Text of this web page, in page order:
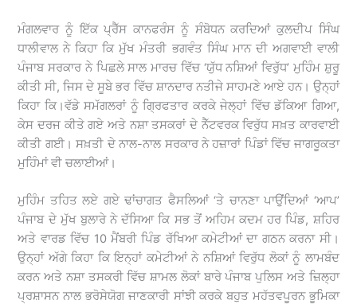
ਮੰਗਲਵਾਰ ਨੂੰ ਇੱਕ ਪ੍ਰੈੱਸ ਕਾਨਫਰੰਸ ਨੂੰ ਸੰਬੋਧਨ ਕਰਦਿਆਂ ਕੁਲਦੀਪ ਸਿੰਘ
ਧਾਲੀਵਾਲ ਨੇ ਕਿਹਾ ਕਿ ਮੁੱਖ ਮੰਤਰੀ ਭਗਵੰਤ ਸਿੰਘ ਮਾਨ ਦੀ ਅਗਵਾਈ ਵਾਲੀ
ਪੰਜਾਬ ਸਰਕਾਰ ਨੇ ਪਿਛਲੇ ਸਾਲ ਮਾਰਚ ਵਿੱਚ ‘ਯੁੱਧ ਨਸ਼ਿਆਂ ਵਿਰੁੱਧ’ ਮੁਹਿੰਮ ਸ਼ੁਰੂ
ਕੀਤੀ ਸੀ, ਜਿਸ ਦੇ ਸੂਬੇ ਭਰ ਵਿੱਚ ਸ਼ਾਨਦਾਰ ਨਤੀਜੇ ਸਾਹਮਣੇ ਆਏ ਹਨ। ਉਨ੍ਹਾਂ
ਕਿਹਾ ਕਿ।ਵੱਡੇ ਸਮੱਗਲਰਾਂ ਨੂੰ ਗ੍ਰਿਫਤਾਰ ਕਰਕੇ ਜੇਲ੍ਹਾਂ ਵਿੱਚ ਡੱਕਿਆ ਗਿਆ,
ਕੇਸ ਦਰਜ ਕੀਤੇ ਗਏ ਅਤੇ ਨਸ਼ਾ ਤਸਕਰਾਂ ਦੇ ਨੈੱਟਵਰਕ ਵਿਰੁੱਧ ਸਖ਼ਤ ਕਾਰਵਾਈ
ਕੀਤੀ ਗਈ। ਸਖ਼ਤੀ ਦੇ ਨਾਲ-ਨਾਲ ਸਰਕਾਰ ਨੇ ਹਜ਼ਾਰਾਂ ਪਿੰਡਾਂ ਵਿੱਚ ਜਾਗਰੂਕਤਾ
ਮੁਹਿੰਮਾਂ ਵੀ ਚਲਾਈਆਂ।
ਮੁਹਿੰਮ ਤਹਿਤ ਲਏ ਗਏ ਢਾਂਚਾਗਤ ਫੈਸਲਿਆਂ ‘ਤੇ ਚਾਨਣਾ ਪਾਉਂਦਿਆਂ ‘ਆਪ’
ਪੰਜਾਬ ਦੇ ਮੁੱਖ ਬੁਲਾਰੇ ਨੇ ਦੱਸਿਆ ਕਿ ਸਭ ਤੋਂ ਅਹਿਮ ਕਦਮ ਹਰ ਪਿੰਡ, ਸ਼ਹਿਰ
ਅਤੇ ਵਾਰਡ ਵਿੱਚ 10 ਮੈਂਬਰੀ ਪਿੰਡ ਰੱਖਿਆ ਕਮੇਟੀਆਂ ਦਾ ਗਠਨ ਕਰਨਾ ਸੀ।
ਉਨ੍ਹਾਂ ਅੱਗੇ ਕਿਹਾ ਕਿ ਇਨ੍ਹਾਂ ਕਮੇਟੀਆਂ ਨੇ ਨਸ਼ਿਆਂ ਵਿਰੁੱਧ ਲੋਕਾਂ ਨੂੰ ਲਾਮਬੰਦ
ਕਰਨ ਅਤੇ ਨਸ਼ਾ ਤਸਕਰੀ ਵਿੱਚ ਸ਼ਾਮਲ ਲੋਕਾਂ ਬਾਰੇ ਪੰਜਾਬ ਪੁਲਿਸ ਅਤੇ ਜ਼ਿਲ੍ਹਾ
ਪ੍ਰਸ਼ਾਸਨ ਨਾਲ ਭਰੋਸੇਯੋਗ ਜਾਣਕਾਰੀ ਸਾਂਝੀ ਕਰਕੇ ਬਹੁਤ ਮਹੱਤਵਪੂਰਨ ਭੂਮਿਕਾ